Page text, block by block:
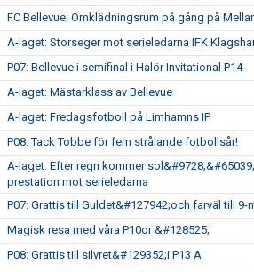
FC Bellevue: Omklädningsrum på gång på
A-laget: Storseger mot serieledarna IFK
P07: Bellevue i semifinal i Halör Invitational P14
A-laget: Mästarklass av Bellevue
A-laget: Fredagsfotboll på Limhamns IP
P08: Tack Tobbe för fem strålande fotbollsår!
A-laget: Efter regn kommer
prestation mot serieledarna
P07: Grattis till Guldet&#127942;och farväl till 9-
Magisk resa med våra P10or &#128525;
P08: Grattis till silvret&#129352;i P13 A